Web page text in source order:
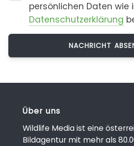
persönlichen Daten wie
Datenschutzerklärung
Über uns
Wildlife Media ist eine
Bildagentur mit mehr als